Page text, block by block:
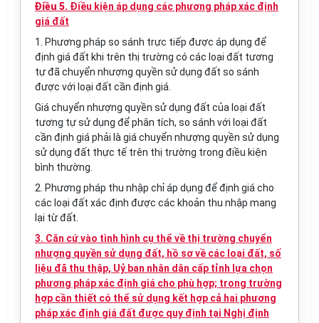
Điều 5. Điều kiện áp dụng các phương pháp xác định
giá đất
1. Phương pháp so sánh trực tiếp được áp dụng để
định giá đất khi trên thị trường có các loại đất tương
tự đã chuyển nhượng quyền sử dụng đất so sánh
được với loại đất cần định giá.
Giá chuyển nhượng quyền sử dụng đất của loại đất
tương tự sử dụng để phân tích, so sánh với loại đất
cần định giá phải là giá chuyển nhượng quyền sử dụng
sử dụng đất thực tế trên thị trường trong điều kiện
bình thường.
2. Phương pháp thu nhập chỉ áp dụng để định giá cho
các loại đất xác định được các khoản thu nhập mang
lại từ đất.
3. Căn cứ vào tình hình cụ thể về thị trường chuyển
nhượng quyền sử dụng đất, hồ sơ về các loại đất, số
liệu đã thu thập, Uỷ ban nhân dân cấp tỉnh lựa chọn
phương pháp xác định giá cho phù hợp; trong trường
hợp cần thiết có thể sử dụng kết hợp cả hai phương
pháp xác định giá đất được quy định tại Nghị định